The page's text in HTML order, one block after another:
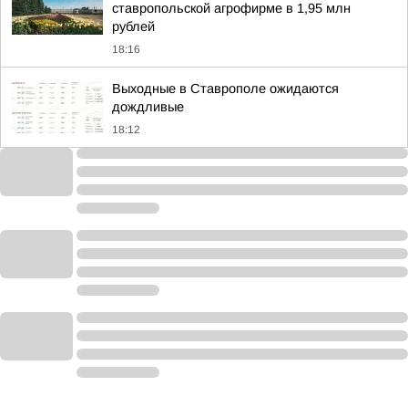
ставропольской агрофирме в 1,95 млн
рублей
18:16
Выходные в Ставрополе ожидаются
дождливые
18:12